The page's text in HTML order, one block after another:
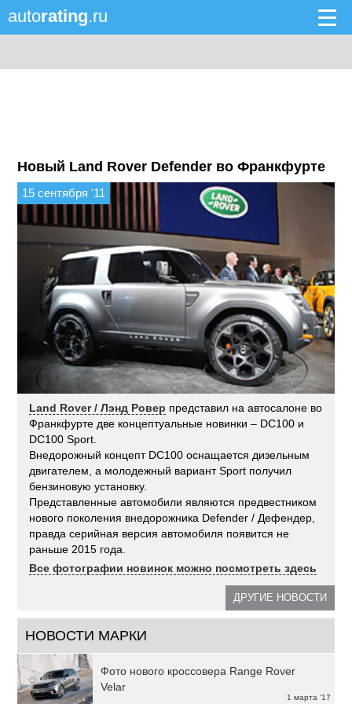
autorating.ru
Новый Land Rover Defender во Франкфурте
15 сентября '11
Land Rover / Лэнд Ровер представил на автосалоне во
Франкфурте две концептуальные новинки – DC100 и
DC100 Sport.
Внедорожный концепт DC100 оснащается дизельным
двигателем, а молодежный вариант Sport получил
бензиновую установку.
Представленные автомобили являются предвестником
нового поколения внедорожника Defender / Дефендер,
правда серийная версия автомобиля появится не
раньше 2015 года.
Все фотографии новинок можно посмотреть здесь
ДРУГИЕ НОВОСТИ
НОВОСТИ МАРКИ
1 марта '17
Фото нового кроссовера Range Rover
Velar